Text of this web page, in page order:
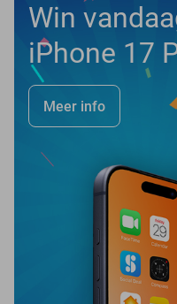
Win
iPhone 17
Meer info